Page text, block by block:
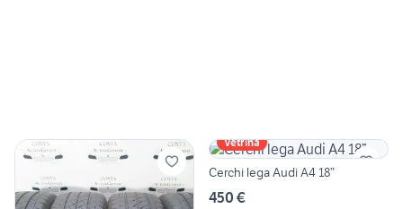
Vetrina
Cerchi lega Audi A4 18”
450 €